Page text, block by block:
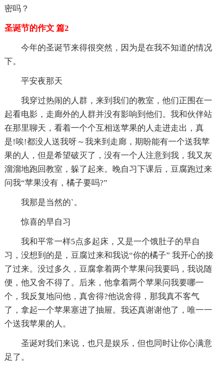
密吗？
圣诞节的作文 篇2
今年的圣诞节来得很突然，因为是在我不知道的情况
下。
平安夜那天
我穿过热闹的人群，来到我们的教室，他们正围在一
起看电影，走廊外的人群并没有影响到他们。我和伙伴站
在那里聊天，看着一个个互相送苹果的人走进走出，真
是!唉!都没人送我呀～我来到走廊，期盼能有一个送我苹
果的人，但是希望破灭了，没有一个人注意到我，我又灰
溜溜地跑回教室，躲了起来。晚自习下课后，豆腐跑过来
问我“苹果没有，橘子要吗?”
我那是当然的`。
惊喜的早自习
我和平常一样5点多起床，又是一个饿肚子的早自
习，没想到的是，豆腐过来和我说“你的橘子” 我开心的接
了过来。没过多久，豆腐拿着两个苹果问我要吗，我说随
便，他又舍不得了。后来，他拿着两个苹果问我要哪一
个，我反复地问他，真舍得?他说舍得，那我真不客气
了，拿起一个苹果塞进了抽屉。我还真谢谢他了，唯一一
个送我苹果的人。
圣诞对我们来说，也只是娱乐，但也同时让你心满意
足了。